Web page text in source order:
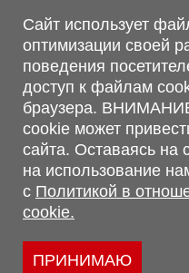
Магазин, склад
г. Минск, Минский р-н, п.
223062
г. Брест, ул. Лейтенанта
Обращаем Ваше внимание,
информация, касающаяся
характеристик, цветовых
сервисного обслуживания
не является публичной
Гражданского кодекса
Политика обработки
Политикой в отношении
Сайт использует
оптимизации своей
поведения
доступ к файлам
браузера.
cookie может
сайта. Оставаясь на
на использование
с Политикой в
cookie.
ПРИНИМАЮ